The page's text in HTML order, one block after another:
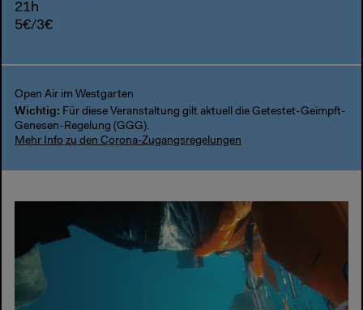
21h
5€/3€
Open Air im Westgarten
Wichtig: Für diese Veranstaltung gilt aktuell die Getestet-Geimpft-
Genesen-Regelung (GGG).
Mehr Info zu den Corona-Zugangsregelungen